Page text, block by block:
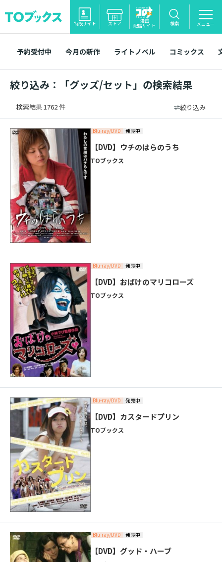
特設サイト ストア 漫画
配信サイト 検索 メニュー
予約受付中 今月の新作 ライトノベル コミックス
絞り込み：「グッズ/セット」の検索結果
検索結果 1762 件 絞り込み
Blu-ray/DVD 発売中
【DVD】ウチのはらのうち
TOブックス
Blu-ray/DVD 発売中
【DVD】おばけのマリコローズ
TOブックス
Blu-ray/DVD 発売中
【DVD】カスタードプリン
TOブックス
Blu-ray/DVD 発売中
【DVD】グッド・ハーブ